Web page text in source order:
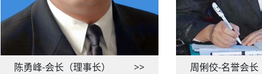
陈勇峰-会长（理事长） >> 周俐佼-名誉会长